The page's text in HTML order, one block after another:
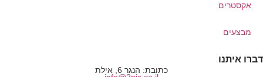
אקסטרים
מבצעים
דברו איתנו
כתובת: הנגר 6, אילת